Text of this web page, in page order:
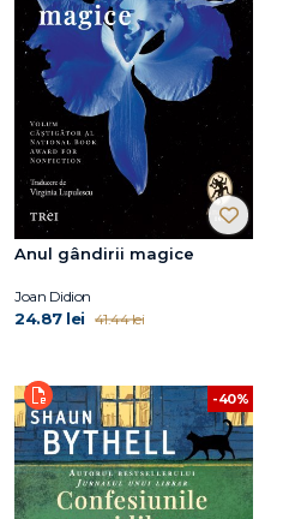
Anul gândirii magice
Joan Didion
24.87 lei 41.44 lei
-40%